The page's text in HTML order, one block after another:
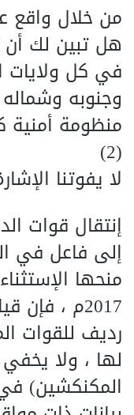
من خلال واقع
هل تبين لك
في كل ولايات
وجنوبه
منظومة أمنية
(2)
لا يفوتنا
إنتقال قوات
إلى فاعل في
2017م ،
رديف للقوات
لها ، ولا
المكنكشين)